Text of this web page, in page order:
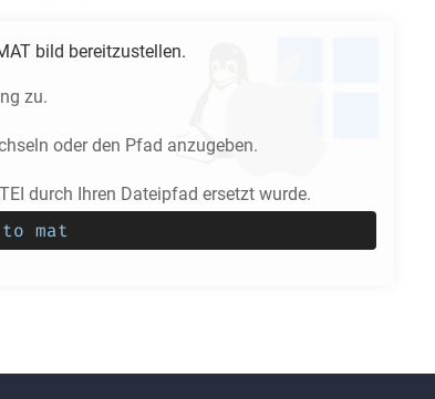
bild bereitzustellen.
zu.
oder den Pfad anzugeben.
durch Ihren Dateipfad ersetzt wurde.
mat